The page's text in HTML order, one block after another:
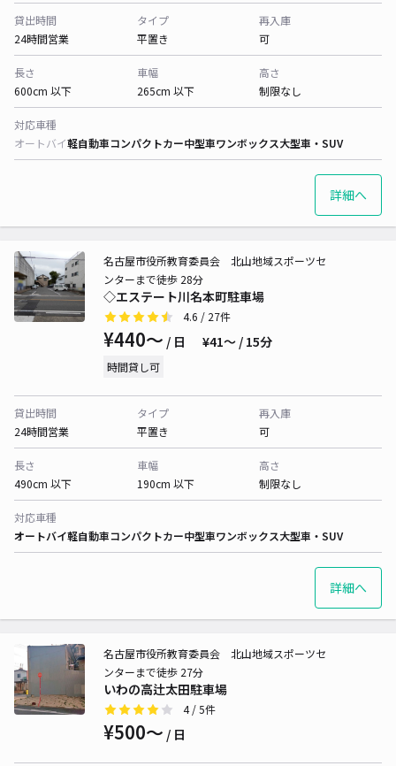
貸出時間
24時間営業
タイプ
平置き
再入庫
可
長さ
600cm 以下
車幅
265cm 以下
高さ
制限なし
対応車種
オートバイ軽自動車コンパクトカー中型車ワンボックス大型車・SUV
詳細へ
◇エステート川名本町駐車場
名古屋市役所教育委員会 北山地域スポーツセ
ンターまで徒歩 28分
4.6 / 27件
¥440〜 / 日 ¥41〜 / 15分
時間貸し可
貸出時間
24時間営業
タイプ
平置き
再入庫
可
長さ
490cm 以下
車幅
190cm 以下
高さ
制限なし
対応車種
オートバイ軽自動車コンパクトカー中型車ワンボックス大型車・SUV
詳細へ
いわの高辻太田駐車場
名古屋市役所教育委員会 北山地域スポーツセ
ンターまで徒歩 27分
4/ 5件
¥500〜 / 日